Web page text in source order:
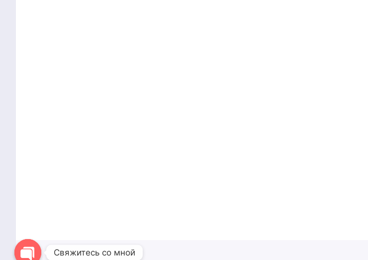
Свяжитесь со мной